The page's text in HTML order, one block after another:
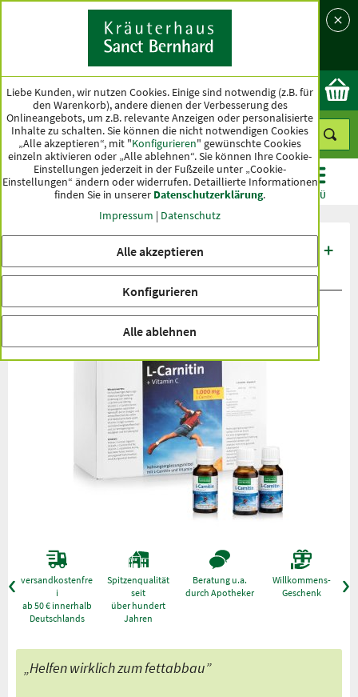
Land
Ok
KATEGORIEN ANGEBOTE TOPSELLER MENÜ
Produktbewertungen L-Carnitin 1000 +
Vitamin C Trinkfläschchen
versandkostenfre
i
ab 50 € innerhalb
Deutschlands
Spitzenqualität
seit
über hundert
Jahren
Beratung u.a.
durch Apotheker
Willkommens-
Geschenk
„Helfen wirklich zum fettabbau”
Liebe Kunden, wir nutzen Cookies. Einige sind notwendig (z.B. für
den Warenkorb), andere dienen der Verbesserung des
Onlineangebots, um z.B. relevante Anzeigen oder personalisierte
Inhalte zu schalten. Sie können die nicht notwendigen Cookies
„Alle akzeptieren“, mit "Konfigurieren" gewünschte Cookies
einzeln aktivieren oder „Alle ablehnen“. Sie können Ihre Cookie-
Einstellungen jederzeit in der Fußzeile unter „Cookie-
Einstellungen“ ändern oder widerrufen. Detaillierte Informationen
finden Sie in unserer Datenschutzerklärung.
Impressum | Datenschutz
Alle akzeptieren
Konfigurieren
Alle ablehnen